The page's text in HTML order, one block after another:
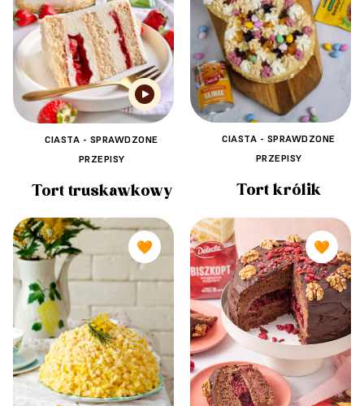
CIASTA - SPRAWDZONE
PRZEPISY
Tort truskawkowy
CIASTA - SPRAWDZONE
PRZEPISY
Tort królik
🧡 🧡